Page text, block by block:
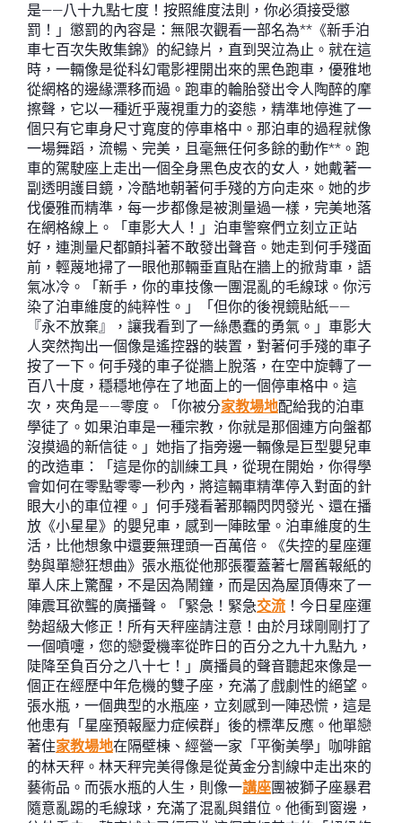
是——八十九點七度！按照維度法則，你必須接受懲
罰！」懲罰的內容是：無限次觀看一部名為**《新手泊
車七百次失敗集錦》的紀錄片，直到哭泣為止。就在這
時，一輛像是從科幻電影裡開出來的黑色跑車，優雅地
從網格的邊緣漂移而過。跑車的輪胎發出令人陶醉的摩
擦聲，它以一種近乎蔑視重力的姿態，精準地停進了一
個只有它車身尺寸寬度的停車格中。那泊車的過程就像
一場舞蹈，流暢、完美，且毫無任何多餘的動作**。跑
車的駕駛座上走出一個全身黑色皮衣的女人，她戴著一
副透明護目鏡，冷酷地朝著何手殘的方向走來。她的步
伐優雅而精準，每一步都像是被測量過一樣，完美地落
在網格線上。「車影大人！」泊車警察們立刻立正站
好，連測量尺都顫抖著不敢發出聲音。她走到何手殘面
前，輕蔑地掃了一眼他那輛垂直貼在牆上的掀背車，語
氣冰冷。「新手，你的車技像一團混亂的毛線球。你污
染了泊車維度的純粹性。」「但你的後視鏡貼紙——
『永不放棄』，讓我看到了一絲愚蠢的勇氣。」車影大
人突然掏出一個像是遙控器的裝置，對著何手殘的車子
按了一下。何手殘的車子從牆上脫落，在空中旋轉了一
百八十度，穩穩地停在了地面上的一個停車格中。這
次，夾角是——零度。「你被分家教場地配給我的泊車
學徒了。如果泊車是一種宗教，你就是那個連方向盤都
沒摸過的新信徒。」她指了指旁邊一輛像是巨型嬰兒車
的改造車：「這是你的訓練工具，從現在開始，你得學
會如何在零點零零一秒內，將這輛車精準停入對面的針
眼大小的車位裡。」何手殘看著那輛閃閃發光、還在播
放《小星星》的嬰兒車，感到一陣眩暈。泊車維度的生
活，比他想象中還要無理頭一百萬倍。《失控的星座運
勢與單戀狂想曲》張水瓶從他那張覆蓋著七層舊報紙的
單人床上驚醒，不是因為鬧鐘，而是因為屋頂傳來了一
陣震耳欲聾的廣播聲。「緊急！緊急交流 ！今日星座運
勢超級大修正！所有天秤座請注意！由於月球剛剛打了
一個噴嚏，您的戀愛機率從昨日的百分之九十九點九，
陡降至負百分之八十七！」廣播員的聲音聽起來像是一
個正在經歷中年危機的雙子座，充滿了戲劇性的絕望。
張水瓶，一個典型的水瓶座，立刻感到一陣恐慌，這是
他患有「星座預報壓力症候群」後的標準反應。他單戀
著住家教場地在隔壁棟、經營一家「平衡美學」咖啡館
的林天秤。林天秤完美得像是從黃金分割線中走出來的
藝術品。而張水瓶的人生，則像一講座團被獅子座暴君
隨意亂踢的毛線球，充滿了混亂與錯位。他衝到窗邊，